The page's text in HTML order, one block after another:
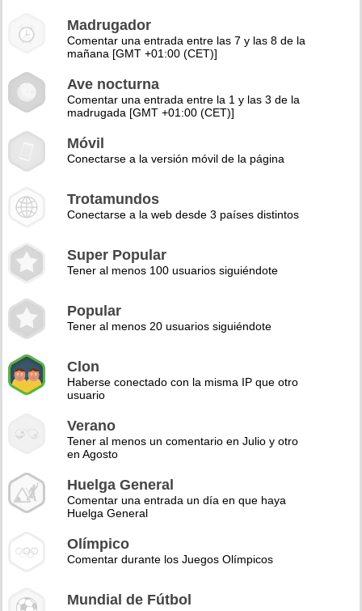
Madrugador
Comentar una entrada entre las 7 y las 8 de la
mañana [GMT +01:00 (CET)]
Ave nocturna
Comentar una entrada entre la 1 y las 3 de la
madrugada [GMT +01:00 (CET)]
Móvil
Conectarse a la versión móvil de la página
Trotamundos
Conectarse a la web desde 3 países distintos
Super Popular
Tener al menos 100 usuarios siguiéndote
Popular
Tener al menos 20 usuarios siguiéndote
Clon
Haberse conectado con la misma IP que otro
usuario
Verano
Tener al menos un comentario en Julio y otro
en Agosto
Huelga General
Comentar una entrada un día en que haya
Huelga General
Olímpico
Comentar durante los Juegos Olímpicos
Mundial de Fútbol